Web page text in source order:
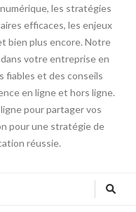
les stratégies
efficaces, les enjeux
bien plus encore. Notre
votre entreprise en
fiables et des conseils
en ligne et hors ligne.
pour partager vos
pour une stratégie de
réussie.